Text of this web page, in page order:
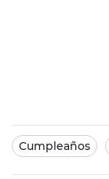
Cumpleaños